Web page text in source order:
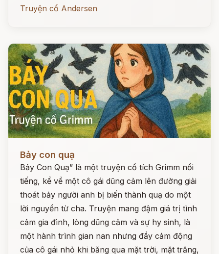
Truyện cổ Andersen
Bảy con quạ
Bảy Con Quạ” là một truyện cổ tích Grimm nổi
tiếng, kể về một cô gái dũng cảm lên đường giải
thoát bảy người anh bị biến thành quạ do một
lời nguyền từ cha. Truyện mang đậm giá trị tình
cảm gia đình, lòng dũng cảm và sự hy sinh, là
một hành trình gian nan nhưng đầy cảm động
của cô gái nhỏ khi băng qua mặt trời, mặt trăng,